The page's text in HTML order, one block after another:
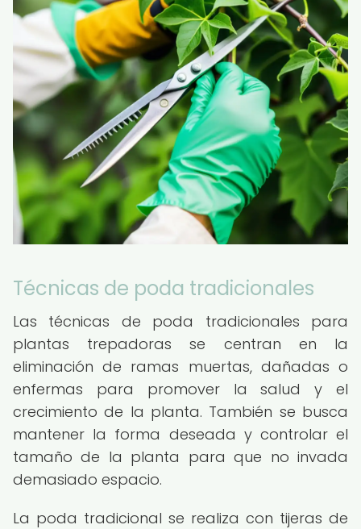
Técnicas de poda tradicionales
Las técnicas de poda tradicionales para
plantas trepadoras se centran en la
eliminación de ramas muertas, dañadas o
enfermas para promover la salud y el
crecimiento de la planta. También se busca
mantener la forma deseada y controlar el
tamaño de la planta para que no invada
demasiado espacio.
La poda tradicional se realiza con tijeras de